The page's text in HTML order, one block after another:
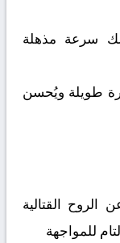
سرعة مذهلة
طويلة ويُحسن
القتالية
للمواجهة